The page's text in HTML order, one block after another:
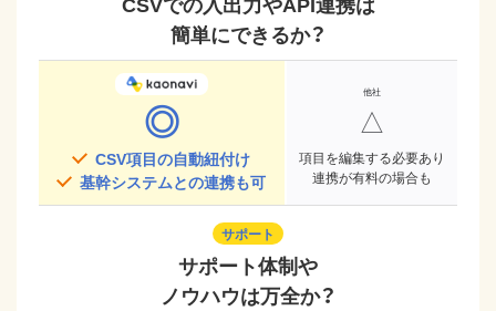
簡単にできるか？
◎
CSV項目の自動紐付け
基幹システムとの連携も可
△
項目を編集する必要あり
連携が有料の場合も
サポート
サポート体制や
ノウハウは万全か？